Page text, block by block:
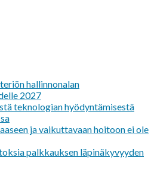
hallinnonalan
2027
teknologian hyödyntämisestä
ja vaikuttavaan hoitoon ei ole
palkkauksen läpinäkyvyyden